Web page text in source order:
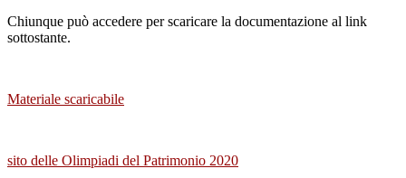
Chiunque può accedere per scaricare la documentazione al link
sottostante.
Materiale scaricabile
sito delle Olimpiadi del Patrimonio 2020